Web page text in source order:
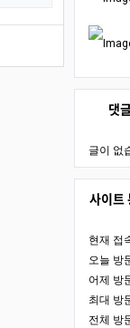
댓
글이 없
사이트
현재 접
오늘 방
어제 방
최대 방
전체 방